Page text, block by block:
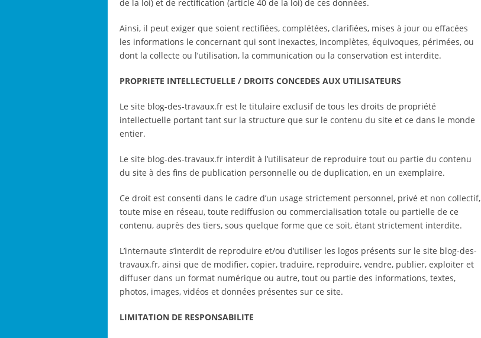
de la loi) et de rectification (article 40 de la loi) de ces données.
Ainsi, il peut exiger que soient rectifiées, complétées, clarifiées, mises à jour ou effacées
les informations le concernant qui sont inexactes, incomplètes, équivoques, périmées, ou
dont la collecte ou l’utilisation, la communication ou la conservation est interdite.
PROPRIETE INTELLECTUELLE / DROITS CONCEDES AUX UTILISATEURS
Le site blog-des-travaux.fr est le titulaire exclusif de tous les droits de propriété
intellectuelle portant tant sur la structure que sur le contenu du site et ce dans le monde
entier.
Le site blog-des-travaux.fr interdit à l’utilisateur de reproduire tout ou partie du contenu
du site à des fins de publication personnelle ou de duplication, en un exemplaire.
Ce droit est consenti dans le cadre d’un usage strictement personnel, privé et non collectif,
toute mise en réseau, toute rediffusion ou commercialisation totale ou partielle de ce
contenu, auprès des tiers, sous quelque forme que ce soit, étant strictement interdite.
L’internaute s’interdit de reproduire et/ou d’utiliser les logos présents sur le site blog-des-
travaux.fr, ainsi que de modifier, copier, traduire, reproduire, vendre, publier, exploiter et
diffuser dans un format numérique ou autre, tout ou partie des informations, textes,
photos, images, vidéos et données présentes sur ce site.
LIMITATION DE RESPONSABILITE